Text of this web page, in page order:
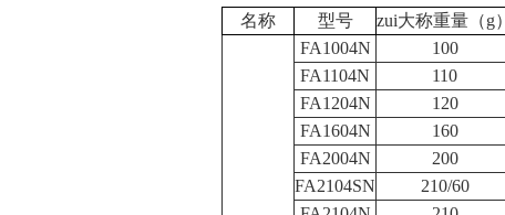
名称 型号 zui大称重量（g）
FA1004N 100
FA1104N
110
FA1204N
120
FA1604N
160
FA2004N
200
FA2104SN
210/60